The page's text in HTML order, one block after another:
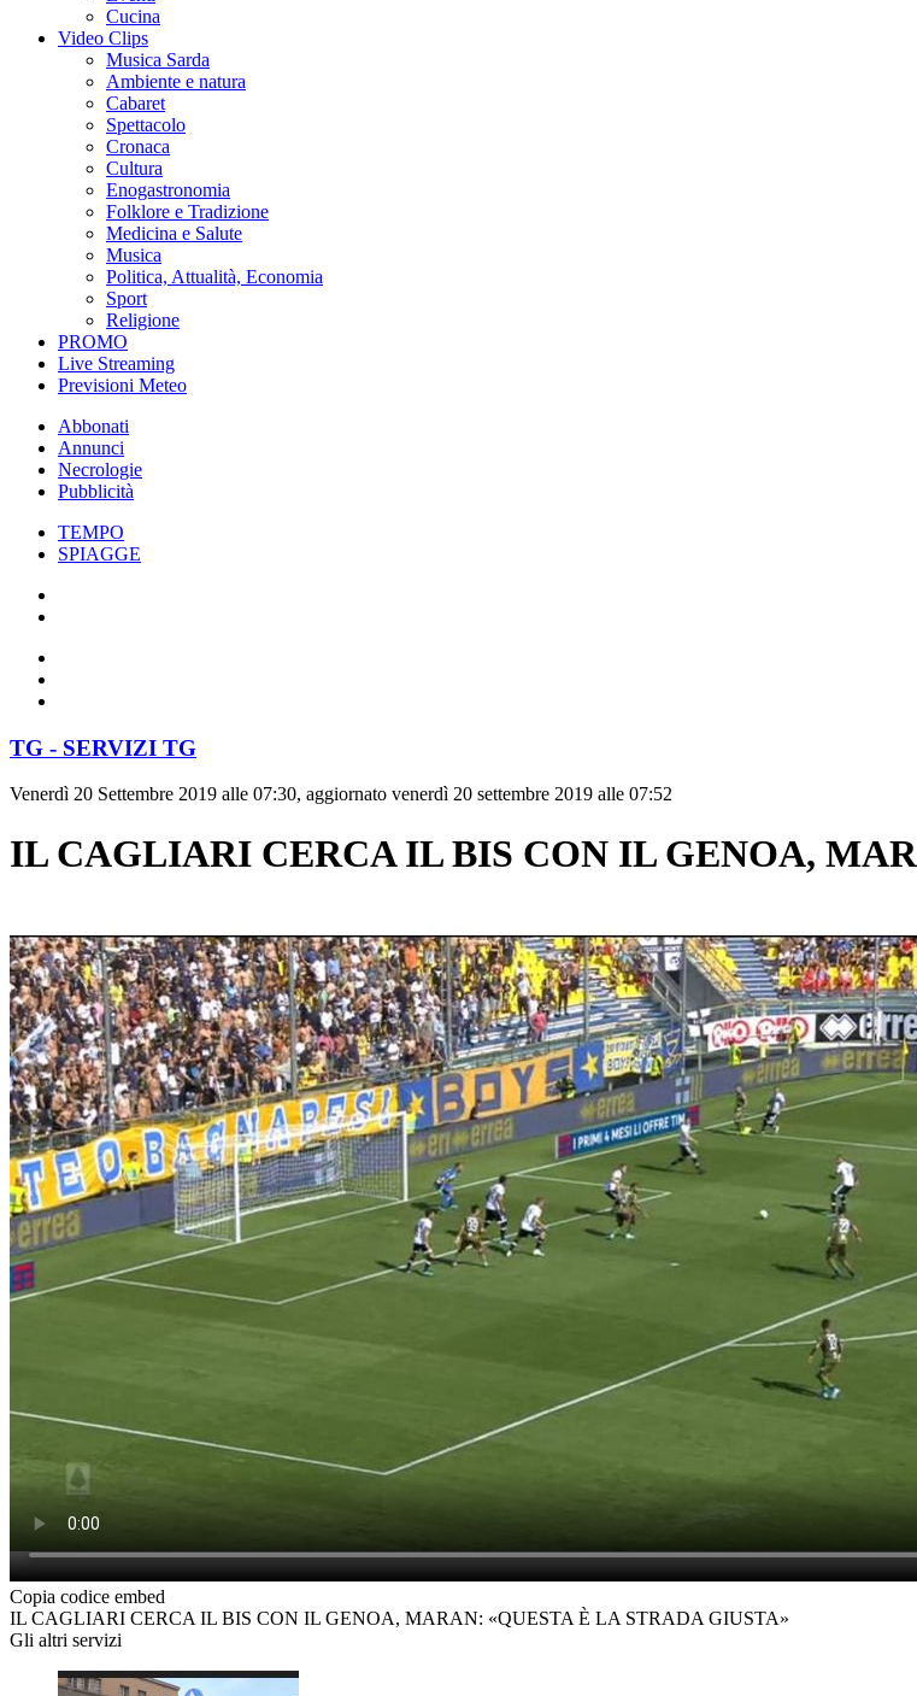
Cucina
Video Clips
Musica Sarda
Ambiente e natura
Cabaret
Spettacolo
Cronaca
Cultura
Enogastronomia
Folklore e Tradizione
Medicina e Salute
Musica
Politica, Attualità, Economia
Sport
Religione
PROMO
Live Streaming
Previsioni Meteo
Abbonati
Annunci
Necrologie
Pubblicità
TEMPO
SPIAGGE
TG - SERVIZI TG
Venerdì 20 Settembre 2019 alle 07:30, aggiornato venerdì 20 settembre 2019 alle 07:52
IL CAGLIARI CERCA IL BIS CON IL GENOA,
Copia codice embed
IL CAGLIARI CERCA IL BIS CON IL GENOA, MARAN: «QUESTA È LA STRADA GIUSTA»
Gli altri servizi